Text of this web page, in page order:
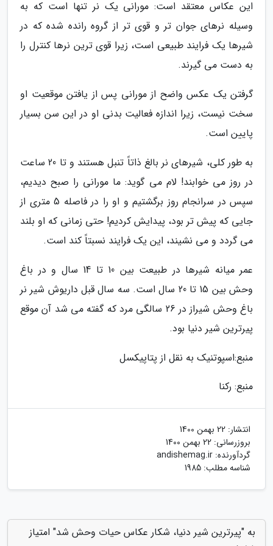
این عکاس معتقد است: مورانی یک نر تنها است که به
وسیله نرهای جوان تر و قوی تر از گروه رانده شده که در
شیرها یک فرایند طبیعی است، زیرا قوی ترین نرها کنترل را
به دست می گیرند.
گرفتن یک عکس واضح از مورانی پس از یافتن موقعیت او
سخت نیست، زیرا اندازه فعالیت بدنی او در این سن بسیار
پایین است.
به طور کلی، شیرهای نر بالغ ذاتاً تنبل هستند و تا 20 ساعت
در روز می خوابند! لام می گوید: ما مورانی را صبح دیدیم،
سپس در سرانجام روز برگشتیم و او را در فاصله 5 متری از
جایی که پیش تر بود، پیدایش کردیم! حتی زمانی که او بلند
می گردد و می نشیند، این یک فرایند نسبتاً کند است.
عمر میانه شیرها در طبیعت بین 10 تا 14 سال و در باغ
وحش بین 15 تا 20 سال است. سه سال قبل داریوش شیر نر
باغ وحش شیراز در 26 سالگی مرد که گفته می شد آن موقع
پیرترین شیر دنیا بود.
منبع:اسپوتنیک به نقل از پتاپیکسل
منبع: رکنا
انتشار: 22 بهمن 1400
بروزرسانی: 22 بهمن 1400
گردآورنده: andishemag.ir
شناسه مطلب: 1985
به "پیرترین شیر دنیا، شکار عکاس حیات وحش شد" امتیاز